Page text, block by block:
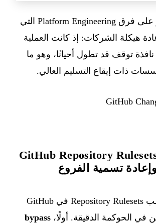
وهذا رد مباشر على فرق Platform Engineering التي
هيكلة الشركات: إذ كانت العملية
توقف قد تطول أحيانًا، وهو ما
ذات إيقاع التسليم العالي.
GitHub Repository
تسمية الفروع
— تكتسب Repository Rulesets في GitHub
في الحوكمة الدقيقة. أولًا، bypass